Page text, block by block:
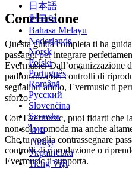
日本語
한국어
Bahasa Melayu
Nederlands
Norsk
Polski
Português
Română
Русский
Slovenčina
Svenska
ไทย
Türkçe
Українська
Tiếng Việt
Conclusione
Questa guida completa ti ha
passaggi per integrare
Evermusic. Dall’organizzazione
padronanza dei controlli di
segnalibri audio, Evermusic ti
sforzo.
Con Evermusic, puoi fidarti che
non solo comoda ma anche
Che tu voglia contrassegnare
controlli di riproduzione o
Evermusic ti supporta.